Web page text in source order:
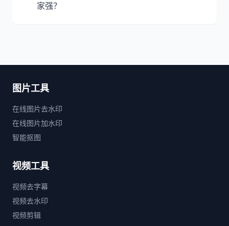
家强？
图片工具
在线图片去水印
在线图片加水印
智能抠图
视频工具
视频去字幕
视频去水印
视频剪辑